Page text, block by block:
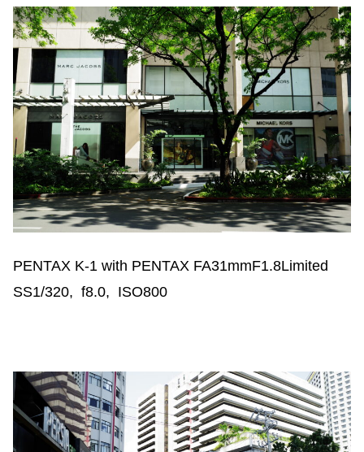
PENTAX K-1 with PENTAX FA31mmF1.8Limited
SS1/320, f8.0, ISO800